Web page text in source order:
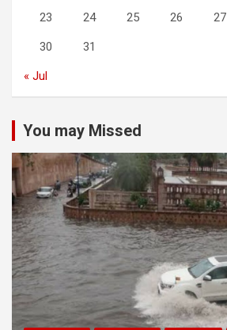
23 24 25 26 27
30 31
« Jul
You may Missed